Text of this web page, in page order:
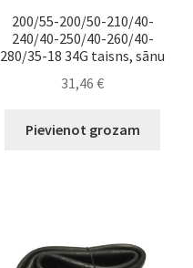
200/55-200/50-210/40-
240/40-250/40-260/40-
280/35-18 34G taisns, sānu
31,46€
Pievienot grozam